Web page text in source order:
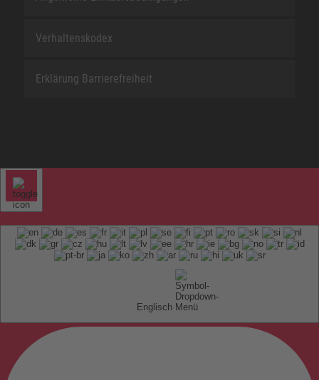
Verhaltenskodex
Erklärung Barrierefreiheit
Englisch